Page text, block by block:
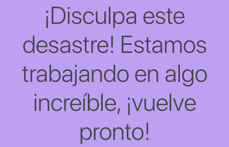
¡Disculpa este
desastre! Estamos
trabajando en algo
increíble, ¡vuelve
pronto!